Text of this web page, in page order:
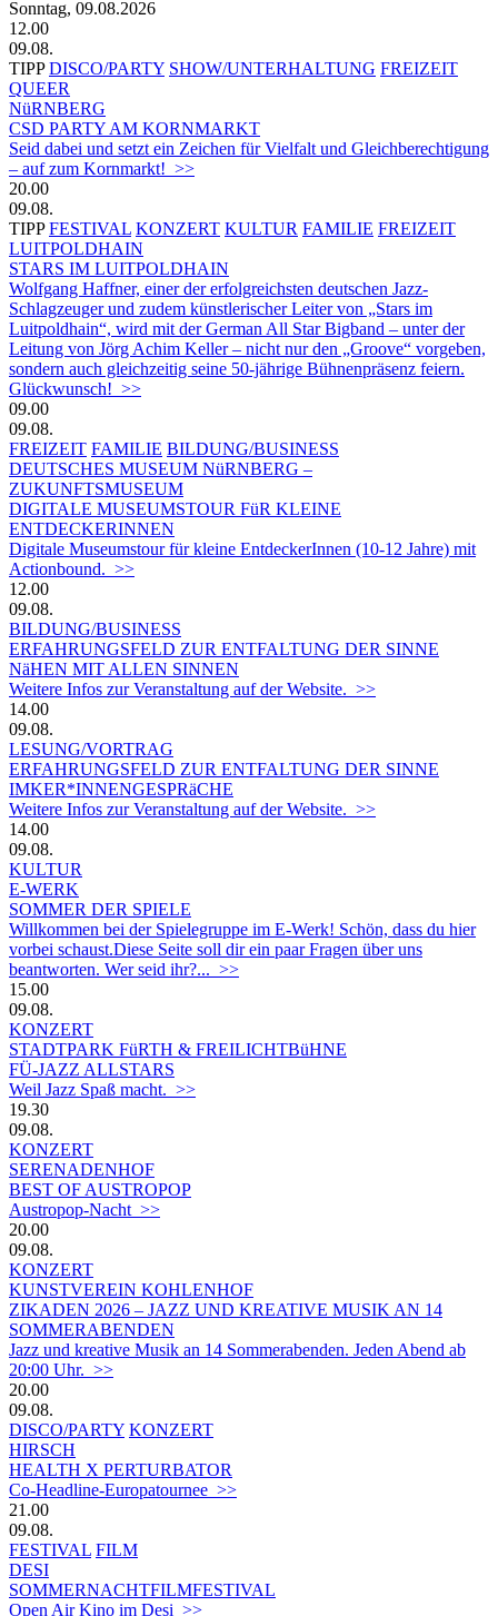
Sonntag, 09.08.2026
12.00
09.08.
TIPP DISCO/PARTY SHOW/UNTERHALTUNG FREIZEIT
QUEER
NüRNBERG
CSD PARTY AM KORNMARKT
Seid dabei und setzt ein Zeichen für Vielfalt und Gleichberechtigung
– auf zum Kornmarkt! >>
20.00
09.08.
TIPP FESTIVAL KONZERT KULTUR FAMILIE FREIZEIT
LUITPOLDHAIN
STARS IM LUITPOLDHAIN
Wolfgang Haffner, einer der erfolgreichsten deutschen Jazz-
Schlagzeuger und zudem künstlerischer Leiter von „Stars im
Luitpoldhain“, wird mit der German All Star Bigband – unter der
Leitung von Jörg Achim Keller – nicht nur den „Groove“ vorgeben,
sondern auch gleichzeitig seine 50-jährige Bühnenpräsenz feiern.
Glückwunsch! >>
09.00
09.08.
FREIZEIT FAMILIE BILDUNG/BUSINESS
DEUTSCHES MUSEUM NüRNBERG –
ZUKUNFTSMUSEUM
DIGITALE MUSEUMSTOUR FüR KLEINE
ENTDECKERINNEN
Digitale Museumstour für kleine EntdeckerInnen (10-12 Jahre) mit
Actionbound. >>
12.00
09.08.
BILDUNG/BUSINESS
ERFAHRUNGSFELD ZUR ENTFALTUNG DER SINNE
NäHEN MIT ALLEN SINNEN
Weitere Infos zur Veranstaltung auf der Website. >>
14.00
09.08.
LESUNG/VORTRAG
ERFAHRUNGSFELD ZUR ENTFALTUNG DER SINNE
IMKER*INNENGESPRäCHE
Weitere Infos zur Veranstaltung auf der Website. >>
14.00
09.08.
KULTUR
E-WERK
SOMMER DER SPIELE
Willkommen bei der Spielegruppe im E-Werk! Schön, dass du hier
vorbei schaust.Diese Seite soll dir ein paar Fragen über uns
beantworten. Wer seid ihr?... >>
15.00
09.08.
KONZERT
STADTPARK FüRTH & FREILICHTBüHNE
FÜ-JAZZ ALLSTARS
Weil Jazz Spaß macht. >>
19.30
09.08.
KONZERT
SERENADENHOF
BEST OF AUSTROPOP
Austropop-Nacht >>
20.00
09.08.
KONZERT
KUNSTVEREIN KOHLENHOF
ZIKADEN 2026 – JAZZ UND KREATIVE MUSIK AN 14
SOMMERABENDEN
Jazz und kreative Musik an 14 Sommerabenden. Jeden Abend ab
20:00 Uhr. >>
20.00
09.08.
DISCO/PARTY KONZERT
HIRSCH
HEALTH X PERTURBATOR
Co-Headline-Europatournee >>
21.00
09.08.
FESTIVAL FILM
DESI
SOMMERNACHTFILMFESTIVAL
Open Air Kino im Desi >>